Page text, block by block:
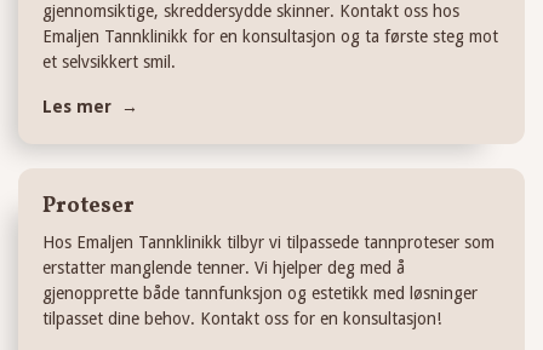
gjennomsiktige, skreddersydde skinner. Kontakt oss hos
Emaljen Tannklinikk for en konsultasjon og ta første steg mot
et selvsikkert smil.
Les mer →
Proteser
Hos Emaljen Tannklinikk tilbyr vi tilpassede tannproteser som
erstatter manglende tenner. Vi hjelper deg med å
gjenopprette både tannfunksjon og estetikk med løsninger
tilpasset dine behov. Kontakt oss for en konsultasjon!